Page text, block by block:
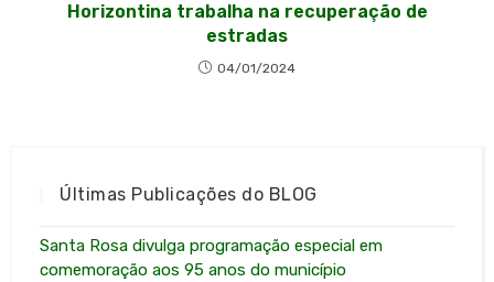
Horizontina trabalha na recuperação de
estradas
04/01/2024
Últimas Publicações do BLOG
Santa Rosa divulga programação especial em
comemoração aos 95 anos do município